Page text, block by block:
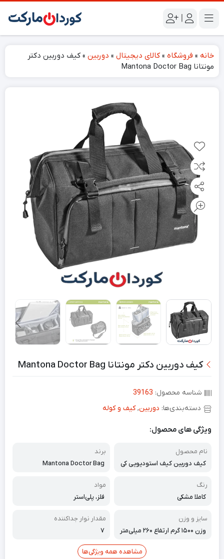
|
خانه » فروشگاه » کالای دیجیتال » دوربین » کیف دوربین دکتر
مونتانا Mantona Doctor Bag
کیف دوربین دکتر مونتانا Mantona Doctor Bag
شناسه محصول: 39163
دسته‌بندی‌ها: دوربین,کیف و کوله
ویژگی های محصول:
نام محصول
کیف دوربین کیف استودیویی کی
برند
Mantona Doctor Bag
رنگ
کاملا مشکی
مواد
فلز، پلی‌استر
سایز و وزن
وزن ۱۵۰۰ گرم ارتفاع ۲۶۰ میلی‌متر
مقدار نوار جداکننده
۷
مشاهده همه ویژگی‌ها